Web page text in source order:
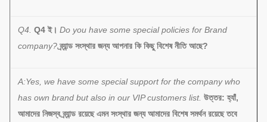
Q4. Q4 ই। Do you have some special policies for Brand
company? ব্র্যান্ড সংস্থার জন্য আপনার কি কিছু বিশেষ নীতি আছে?
A:Yes, we have some special support for the company who
has own brand but also in our VIP customers list. উত্তর: হ্যাঁ,
আমাদের নিজস্ব ব্র্যান্ড রয়েছে এমন সংস্থার জন্য আমাদের বিশেষ সমর্থন রয়েছে তবে